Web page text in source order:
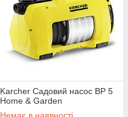
Karcher Садовий насос BP 5
Home & Garden